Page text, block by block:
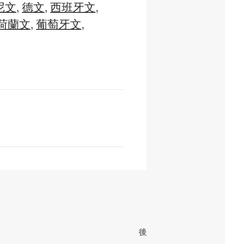
文 德文 西班牙文
蘭文 葡萄牙文
下
後